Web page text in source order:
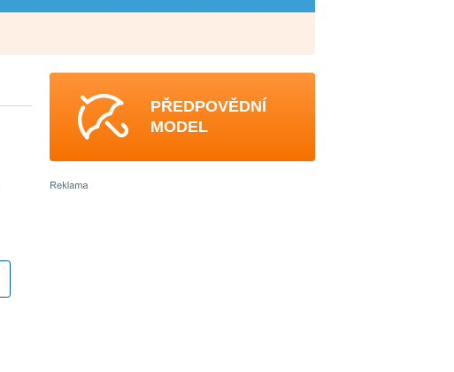
PŘEDPOVĚDNÍ
MODEL